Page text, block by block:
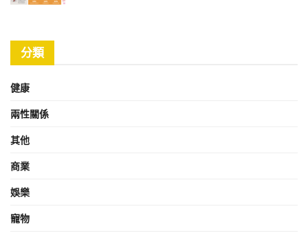
分類
健康
兩性關係
其他
商業
娛樂
寵物